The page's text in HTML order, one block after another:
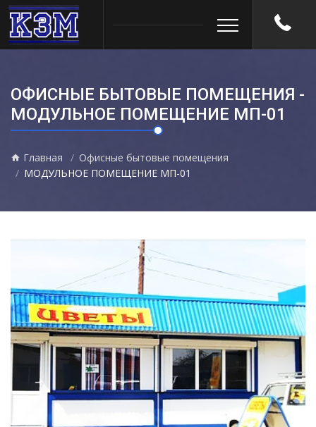
ОФИСНЫЕ БЫТОВЫЕ ПОМЕЩЕНИЯ -
МОДУЛЬНОЕ ПОМЕЩЕНИЕ МП-01
Главная
Офисные бытовые помещения
МОДУЛЬНОЕ ПОМЕЩЕНИЕ МП-01